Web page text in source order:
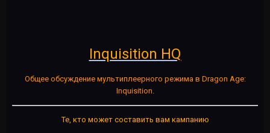
Inquisition HQ
Общее обсуждение мультиплеерного режима в Dragon Age:
Inquisition.
Те, кто может составить вам кампанию